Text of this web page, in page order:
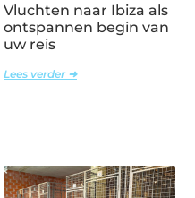
Vluchten naar Ibiza als
ontspannen begin van
uw reis
Lees verder ➜